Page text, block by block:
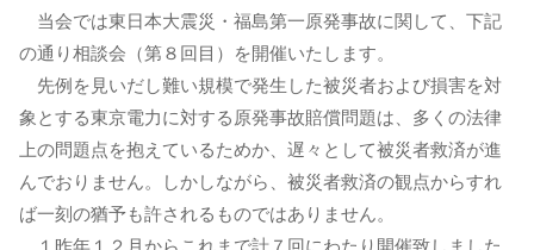
当会では東日本大震災・福島第一原発事故に関して、下記
の通り相談会（第８回目）を開催いたします。
先例を見いだし難い規模で発生した被災者および損害を対
象とする東京電力に対する原発事故賠償問題は、多くの法律
上の問題点を抱えているためか、遅々として被災者救済が進
んでおりません。しかしながら、被災者救済の観点からすれ
ば一刻の猶予も許されるものではありません。
１昨年１２月からこれまで計７回にわたり開催致しました